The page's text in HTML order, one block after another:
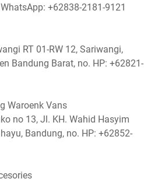
+62838-2181-9121
RT 01-RW 12, Sariwangi,
Bandung Barat, no. HP: +62821-
Waroenk Vans
no 13, Jl. KH. Wahid Hasyim
Bandung, no. HP: +62852-